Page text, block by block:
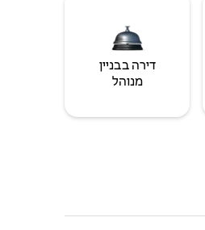
דירה בבניין
מנוהל